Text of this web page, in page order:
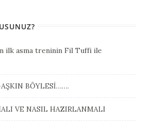
ilk asma treninin Fil Tuffi ile
BÖYLESİ…….
VE NASIL HAZIRLANMALI